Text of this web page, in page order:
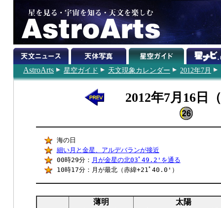
AstroArts 星空ガイド 天文現象カレンダー 2012年7月
2012年7月16日
海の日
細い月と金星、アルデバランが接近
00時29分： 月が金星の北03ﾟ49.2'を通る
10時17分：月が最北（赤緯+21ﾟ40.0'）
薄明
太陽